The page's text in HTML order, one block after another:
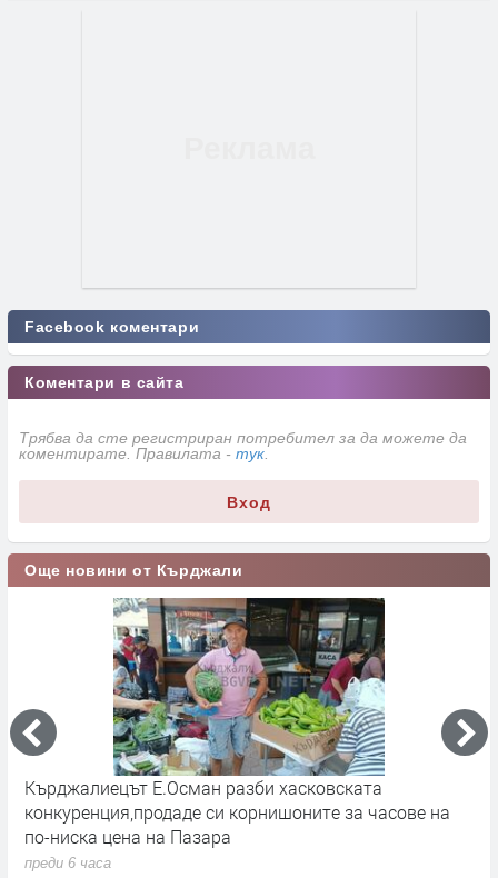
Facebook коментари
Коментари в сайта
Трябва да сте регистриран потребител за да можете да
коментирате. Правилата - тук
Вход
Още новини от Кърджали
Кърджалиецът Е.Осман разби хасковската
конкуренция,продаде си корнишоните за часове на
по-ниска цена на Пазара
преди 6 часа